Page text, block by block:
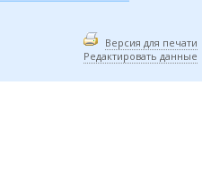
Версия для печати
Редактировать данные